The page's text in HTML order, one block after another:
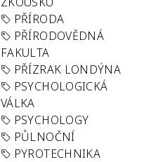
PŘÍRODA
PŘÍRODOVĚDNÁ
FAKULTA
PŘÍZRAK LONDÝNA
PSYCHOLOGICKÁ
VÁLKA
PSYCHOLOGY
PŮLNOČNÍ
PYROTECHNIKA